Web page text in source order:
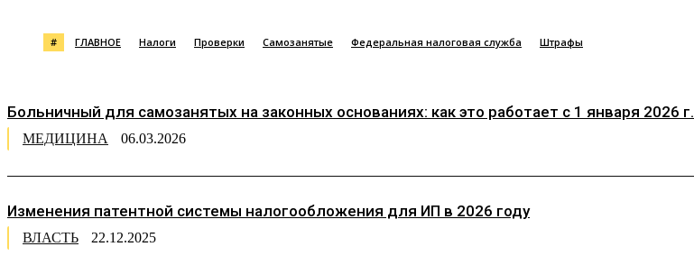
# ГЛАВНОЕ Налоги Проверки Самозанятые Федеральная налоговая служба Штрафы
Больничный для самозанятых на законных основаниях: как это работает с 1 января 2026 г.
МЕДИЦИНА 06.03.2026
Изменения патентной системы налогообложения для ИП в 2026 году
ВЛАСТЬ 22.12.2025